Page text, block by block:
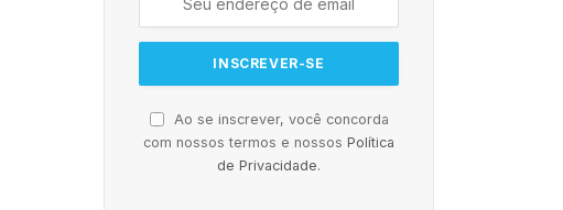
Ao se inscrever, você concorda
com nossos termos e nossos Política
de Privacidade.